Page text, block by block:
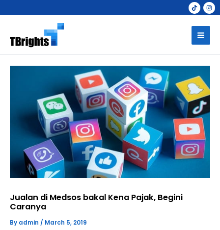
to
Jualan di Medsos bakal Kena Pajak, Begini
Caranya
By admin / March 5, 2019